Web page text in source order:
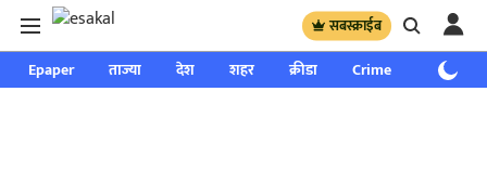
सबस्क्राईब
Epaper ताज्या देश शहर क्रीडा Crime साप्ताहिक